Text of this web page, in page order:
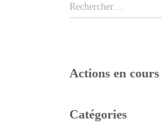
e
r
Rechercher…
Actions en cours
Catégories